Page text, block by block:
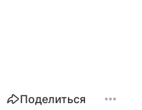
Поделиться